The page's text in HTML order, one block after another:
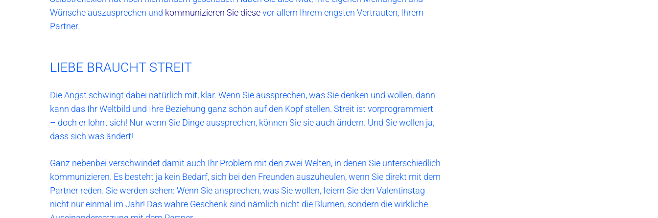
Wünsche auszusprechen und kommunizieren Sie diesevor allem Ihrem engsten Vertrauten, Ihrem
Partner.
LIEBE BRAUCHT STREIT
Die Angst schwingt dabei natürlich mit, klar. Wenn Sie aussprechen, was Sie denken und wollen, dann
kann das Ihr Weltbild und Ihre Beziehung ganz schön auf den Kopf stellen. Streit ist vorprogrammiert
– doch er lohnt sich! Nur wenn Sie Dinge aussprechen, können Sie sie auch ändern. Und Sie wollen ja,
dass sich was ändert!
Ganz nebenbei verschwindet damit auch Ihr Problem mit den zwei Welten, in denen Sie unterschiedlich
kommunizieren. Es besteht ja kein Bedarf, sich bei den Freunden auszuheulen, wenn Sie direkt mit dem
Partner reden. Sie werden sehen: Wenn Sie ansprechen, was Sie wollen, feiern Sie den Valentinstag
nicht nur einmal im Jahr! Das wahre Geschenk sind nämlich nicht die Blumen, sondern die wirkliche